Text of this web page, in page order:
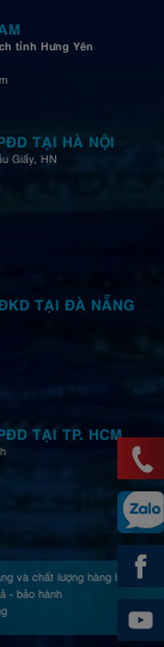
tỉnh Hưng Yên
TẠI HÀ NỘI
Giấy, HN
TẠI ĐÀ NẴNG
TẠI TP. HCM
và chất lượng hàng hóa
- bảo hành